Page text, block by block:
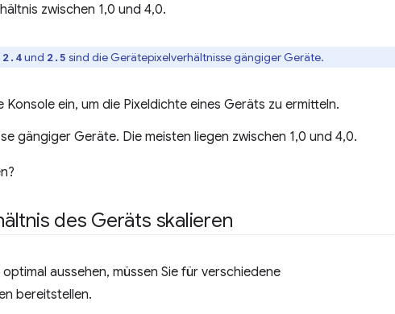
zwischen 1,0 und 4,0.
2.4und 2.5 sind die Gerätepixelverhältnisse gängiger Geräte.
Konsole ein, um die Pixeldichte eines Geräts zu ermitteln.
gängiger Geräte. Die meisten liegen zwischen 1,0 und 4,0.
des Geräts skalieren
aussehen, müssen Sie für verschiedene
bereitstellen.